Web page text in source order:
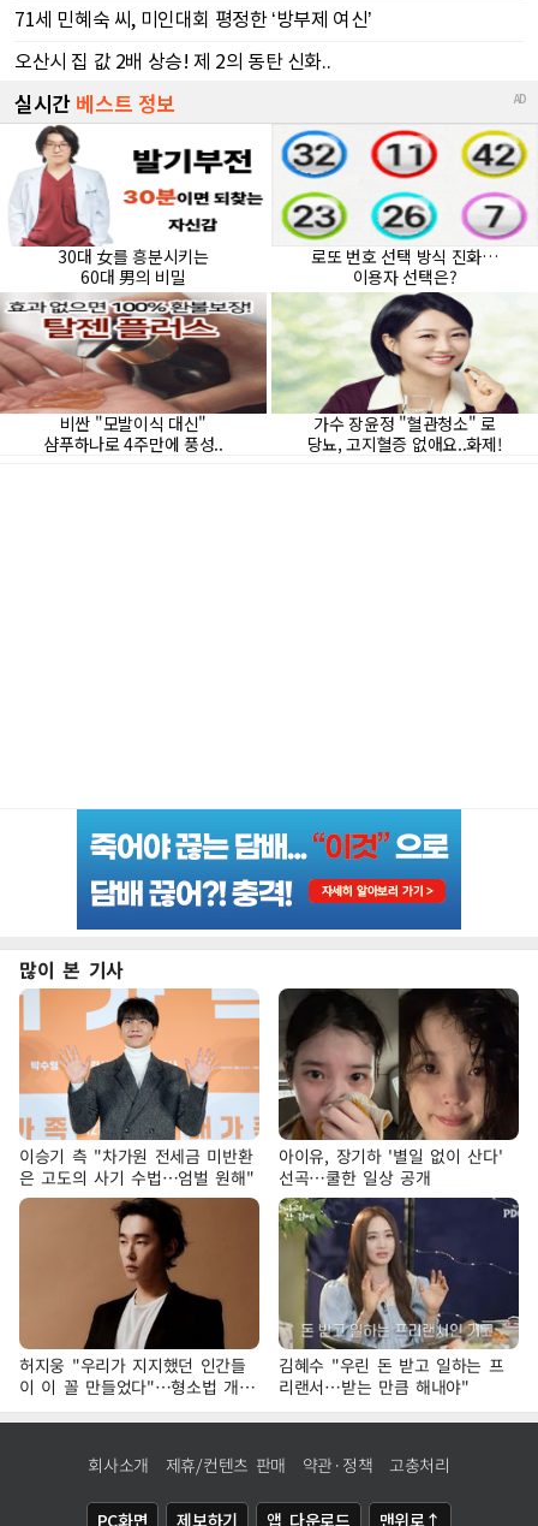
많이 본 기사
이승기 측 "차가원 전세금 미반환
은 고도의 사기 수법…엄벌 원해"
아이유, 장기하 '별일 없이 산다'
선곡…쿨한 일상 공개
허지웅 "우리가 지지했던 인간들
이 이 꼴 만들었다"…형소법 개정
에 격한 반응
김혜수 "우린 돈 받고 일하는 프
리랜서…받는 만큼 해내야"
회사소개 제휴/컨텐츠 판매 약관·정책 고충처리
PC화면 제보하기 앱 다운로드 맨위로↑